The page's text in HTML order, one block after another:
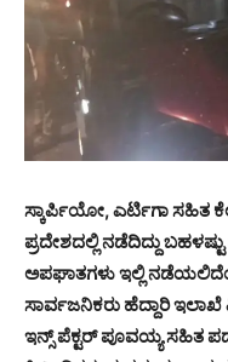
ಸ್ಕಾರ್ಪಿಯೋ, ಎರ್ಟಿಗಾ ಸಹಿತ
ಪ್ರದೇಶದಲ್ಲಿ ನಡೆದಿದ್ದು
ಅಪಘಾತಗಳು ಇಲ್ಲಿ
ಸಾರ್ವಜನಿಕರು ಹೆದ್ದಾರಿ ಇಲಾಖೆ
ಇನ್ಸ್ ಪೆಕ್ಟರ್ ಪೂವಯ್ಯ ಸಹಿತ